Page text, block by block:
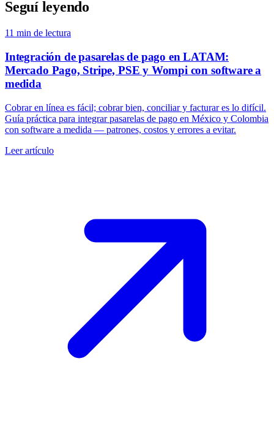
Seguí leyendo
11 min de lectura
Integración de pasarelas de pago en LATAM:
Mercado Pago, Stripe, PSE y Wompi con software a
medida
Cobrar en línea es fácil; cobrar bien, conciliar y facturar es lo difícil.
Guía práctica para integrar pasarelas de pago en México y Colombia
con software a medida — patrones, costos y errores a evitar.
Leer artículo